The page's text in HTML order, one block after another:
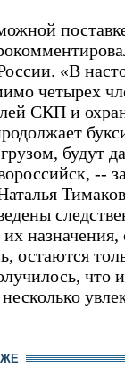
«В
четырех
СКП и
будут
--
их
остаются
что
несколько